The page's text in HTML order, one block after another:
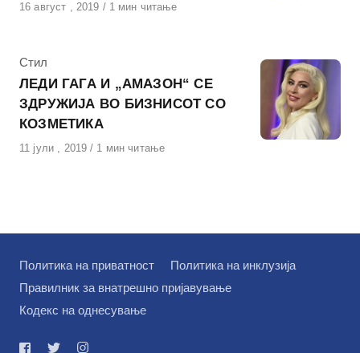
Објавено
16 август , 2019 1 мин читање
КАтегорија
Стил
ЛЕДИ ГАГА И „АМАЗОН“ СЕ
ЗДРУЖИЈА ВО БИЗНИСОТ СО
КОЗМЕТИКА
Објавено
11 јули , 2019 1 мин читање
Политика на приватност
Политика на инклузија
Правилник за внатрешно пријавување
Кодекс на однесување